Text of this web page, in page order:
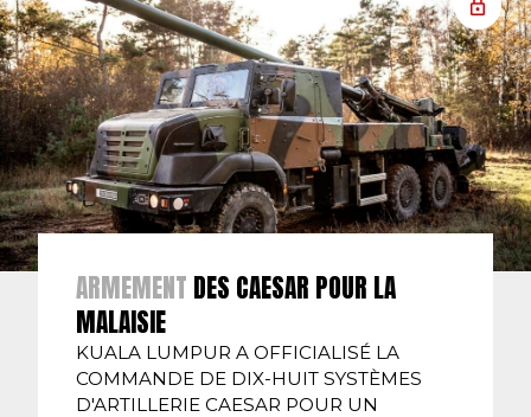
ARMEMENT DES CAESAR POUR LA
MALAISIE
KUALA LUMPUR A OFFICIALISÉ LA
COMMANDE DE DIX-HUIT SYSTÈMES
D'ARTILLERIE CAESAR POUR UN